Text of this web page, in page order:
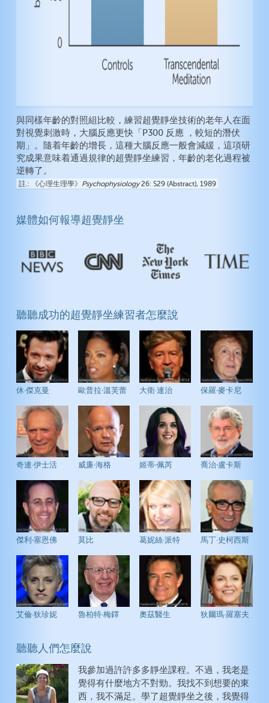
與同樣年齡的對照組比較，練習超覺靜坐技術的老年人在面
對視覺刺激時，大腦反應更快「P300 反應 ，較短的潛伏
期」。隨着年齡的增長，這種大腦反應一般會減緩，這項研
究成果意味着通過規律的超覺靜坐練習，年齡的老化過程被
逆轉了。
註. 《心理生理學》 Psychophysiology26: S29 (Abstract), 1989
媒體如何報導超覺靜坐
聽聽成功的超覺靜坐練習者怎麼說
休·傑克曼 歐普拉‧溫芙蕾 大衛·連治 保羅‧麥卡尼
奇連·伊士活 威廉‧海格 姬蒂‧佩芮 喬治‧盧卡斯
傑利‧塞恩佛 莫比 葛妮絲·派特 馬丁·史柯西斯
艾倫·狄珍妮 魯柏特‧梅鐸 奧茲醫生 狄爾瑪·羅塞夫
聽聽人們怎麼說
我參加過許許多多靜坐課程。不過，我老是
覺得有什麼地方不對勁。我找不到想要的東
西，我不滿足。學了超覺靜坐之後，我覺得